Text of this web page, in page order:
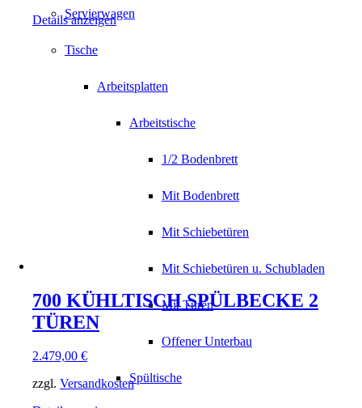
Servierwagen
Tische
Arbeitsplatten
Arbeitstische
1/2 Bodenbrett
Mit Bodenbrett
Mit Schiebetüren
Mit Schiebetüren u. Schubladen
Mit Türen
Offener Unterbau
Spültische
Details anzeigen
700 KÜHLTISCH SPÜLBECKE 2
TÜREN
2.479,00 €
zzgl. Versandkosten